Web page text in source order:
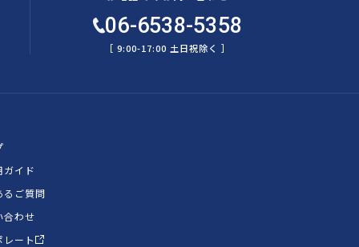
06-6538-5358
［ 9:00-17:00 土日祝除く ］
ガイド
るご質問
合わせ
レート